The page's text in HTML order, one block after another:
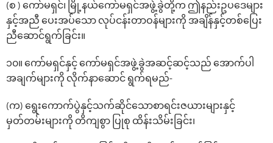
(စ ) ကော်မရှင်၊ မြို့နယ်ကော်မရှင်အဖွဲ့ခွဲတို့က ဤနည်းဥပဒေများ
နှင့်အညီ ပေးအပ်သော လုပ်ငန်းတာဝန်များကို အချိန်နှင့်တစ်ပြေး
ညီဆောင်ရွက်ခြင်း။
၁၀။ ကော်မရှင်နှင့် ကော်မရှင်အဖွဲ့ခွဲအဆင့်ဆင့်သည် အောက်ပါ
အချက်များကို လိုက်နာဆောင် ရွက်ရမည်-
(က) ရွေးကောက်ပွဲနှင့်သက်ဆိုင်သောစာရင်းဇယားများနှင့်
မှတ်တမ်းများကို တိကျစွာ ပြုစု ထိန်းသိမ်းခြင်း၊